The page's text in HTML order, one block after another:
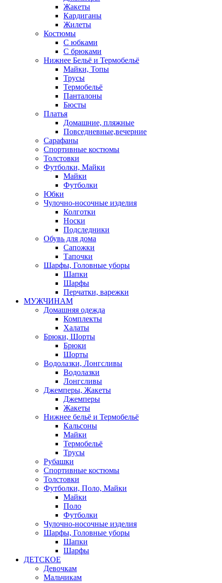
Жакеты
Кардиганы
Жилеты
Костюмы
С юбками
С брюками
Нижнее Бельё и Термобельё
Майки, Топы
Трусы
Термобельё
Панталоны
Бюсты
Платья
Домашние, пляжные
Повседневные,вечерние
Сарафаны
Спортивные костюмы
Толстовки
Футболки, Майки
Майки
Футболки
Юбки
Чулочно-носочные изделия
Колготки
Носки
Подследники
Обувь для дома
Сапожки
Тапочки
Шарфы, Головные уборы
Шапки
Шарфы
Перчатки, варежки
МУЖЧИНАМ
Домашняя одежда
Комплекты
Халаты
Брюки, Шорты
Брюки
Шорты
Водолазки, Лонгсливы
Водолазки
Лонгсливы
Джемперы, Жакеты
Джемперы
Жакеты
Нижнее бельё и Термобельё
Кальсоны
Майки
Термобельё
Трусы
Рубашки
Спортивные костюмы
Толстовки
Футболки, Поло, Майки
Майки
Поло
Футболки
Чулочно-носочные изделия
Шарфы, Головные уборы
Шапки
Шарфы
ДЕТСКОЕ
Девочкам
Мальчикам